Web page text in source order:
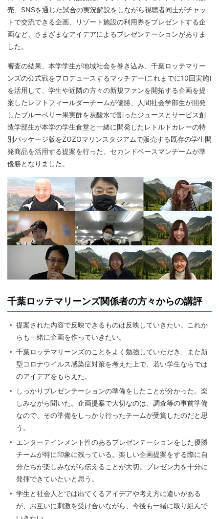
売、SNSを通じた試合の実況解説をしながら視聴者同士がチャッ
トで交流できる企画、リゾート施設の利用券をプレゼントする企
画など、さまざまなアイデアによるプレゼンテーションがありま
した。
審査の結果、本学学生が地域社会を巻き込み、千葉ロッテマリー
ンズの公式戦をプロデュースするマッチデー(これまでに10回実施)
を活用して、学生や近隣の方々の新規ファンを開拓する企画を提
案したレフトフィールダーチームが優勝、人間社会学部生が開発
したブルーベリー果実酢を炭酸水で割ったジュースとサービス創
造学部生が本学の学生食堂と一緒に開発したレトルトカレーの特
別パッケージ版をZOZOマリンスタジアムで販売する既存の学生開
発商品を活用する提案を行った、セカンドベースマンチームが準
優勝となりました。
千葉ロッテマリーンズ関係者の方々からの講評
提案された内容で反映できるものは反映していきたい。これか
らも一緒に企画を作っていきたい。
千葉ロッテマリーンズのことをよく勉強していただき、また新
型コロナウイルス感染症対策を考えた上で、若い学生ならでは
のアイデアをもらえた。
しっかりプレゼンテーションの準備をしたことが分かった。楽
しみながら聞いた。企画提案で大切なのは、調査等の事前準備
なので、その準備をしっかり行ったチームが受賞したのだと思
う。
エンターテインメント性のあるプレゼンテーションをした優勝
チームが特に印象に残っている。楽しい企画提案をする際に自
分たちが楽しみながら伝えることが大切。プレゼン力を十分に
発揮できていたいと思う。
学生と社会人とでは出てくるアイデアや考え方に違いがある
が、お互いに刺激を受け合いながら、今後も一緒に取り組んで